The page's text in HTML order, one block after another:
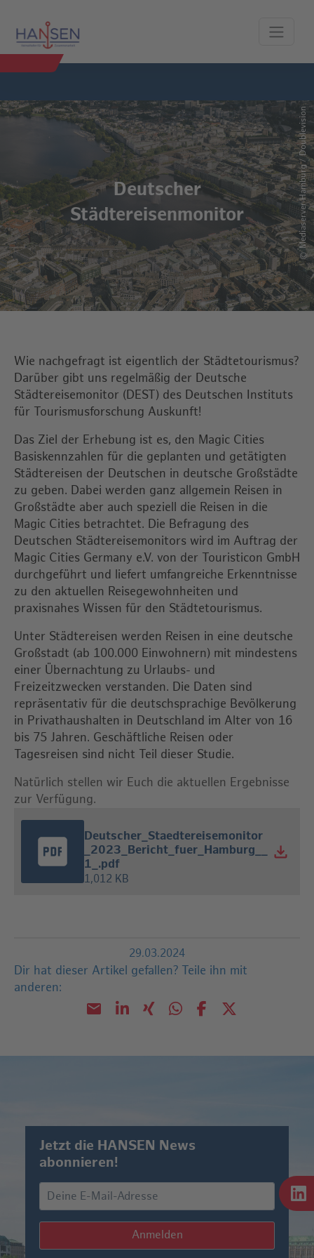
©
Mediaserver Hamburg / Doublevision
Deutscher
Städtereisenmonitor
Wie nachgefragt ist eigentlich der Städtetourismus?
Darüber gibt uns regelmäßig der Deutsche
Städtereisemonitor (DEST) des Deutschen Instituts
für Tourismusforschung Auskunft!
Das Ziel der Erhebung ist es, den Magic Cities
Basiskennzahlen für die geplanten und getätigten
Städtereisen der Deutschen in deutsche Großstädte
zu geben. Dabei werden ganz allgemein Reisen in
Großstädte aber auch speziell die Reisen in die
Magic Cities betrachtet. Die Befragung des
Deutschen Städtereisemonitors wird im Auftrag der
Magic Cities Germany e.V. von der Touristicon GmbH
durchgeführt und liefert umfangreiche Erkenntnisse
zu den aktuellen Reisegewohnheiten und
praxisnahes Wissen für den Städtetourismus.
Unter Städtereisen werden Reisen in eine deutsche
Großstadt (ab 100.000 Einwohnern) mit mindestens
einer Übernachtung zu Urlaubs- und
Freizeitzwecken verstanden. Die Daten sind
repräsentativ für die deutschsprachige Bevölkerung
in Privathaushalten in Deutschland im Alter von 16
bis 75 Jahren. Geschäftliche Reisen oder
Tagesreisen sind nicht Teil dieser Studie.
Natürlich stellen wir Euch die aktuellen Ergebnisse
zur Verfügung.
Deutscher_Staedtereisemonitor
_2023_Bericht_fuer_Hamburg__
1_.pdf
1,012 KB
29.03.2024
Dir hat dieser Artikel gefallen? Teile ihn mit
anderen:
Jetzt die HANSEN News
abonnieren!
Anmelden